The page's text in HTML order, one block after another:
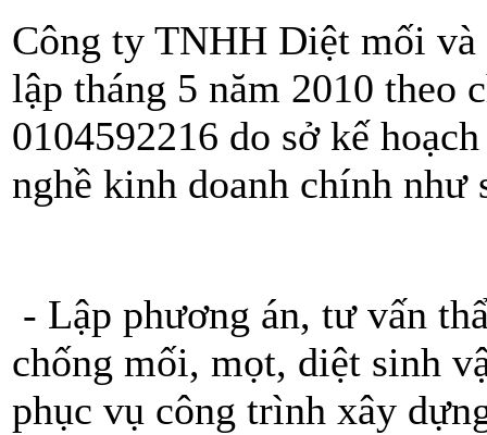
Công ty TNHH Diệt mối
lập tháng 5 năm 2010 theo
0104592216 do sở kế
nghề kinh doanh chính như
- Lập phương án, tư vấn
chống mối, mọt, diệt sinh
phục vụ công trình xây